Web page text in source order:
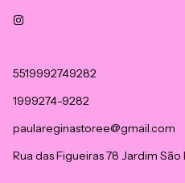
5519992749282
1999274-9282
paulareginastoree@gmail.com
Rua das Figueiras 78 Jardim